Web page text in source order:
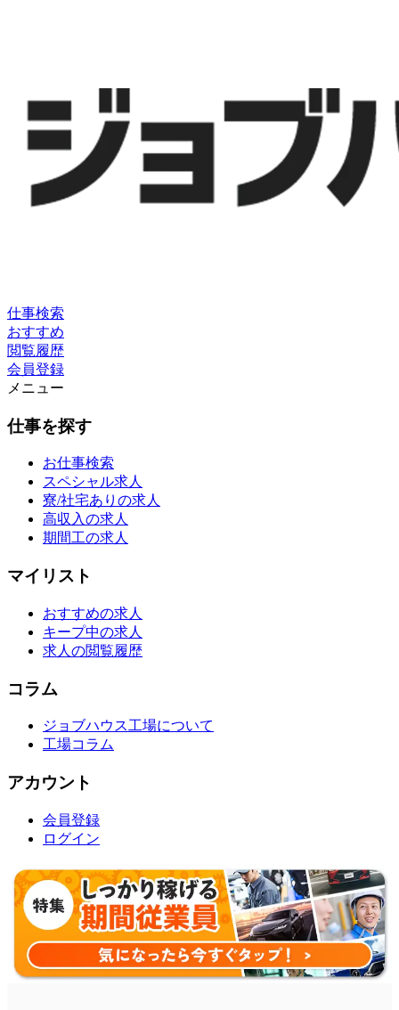
仕事検索
おすすめ
閲覧履歴
会員登録
メニュー
仕事を探す
お仕事検索
スペシャル求人
寮/社宅ありの求人
高収入の求人
期間工の求人
マイリスト
おすすめの求人
キープ中の求人
求人の閲覧履歴
コラム
ジョブハウス工場について
工場コラム
アカウント
会員登録
ログイン